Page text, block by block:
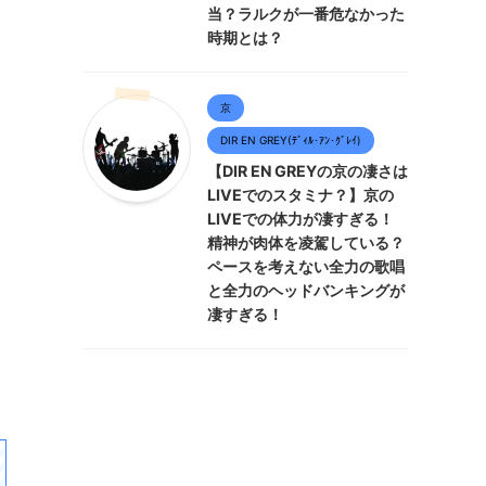
当？ラルクが一番危なかった
時期とは？
京
DIR EN GREY(ﾃﾞｨﾙ･ｱﾝ･ｸﾞﾚｲ)
【DIR EN GREYの京の凄さは
LIVEでのスタミナ？】京の
LIVEでの体力が凄すぎる！
精神が肉体を凌駕している？
ペースを考えない全力の歌唱
と全力のヘッドバンキングが
凄すぎる！